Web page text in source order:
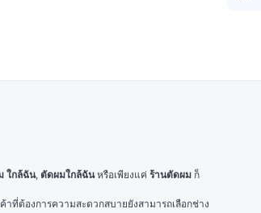
ใกล้ฉัน, ตัดผมใกล้ฉัน หรือเพียงแค่ ร้านตัดผม ก็
ที่ต้องการความสะดวกสบายยังสามารถเลือกช่าง